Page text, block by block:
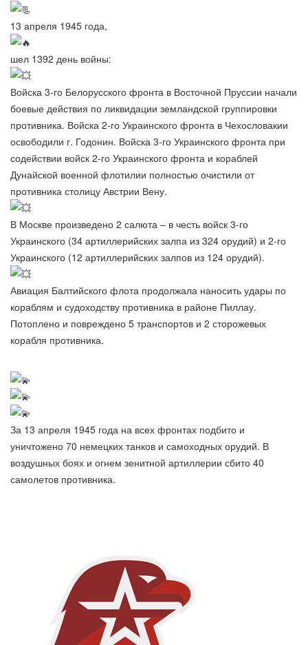
13 апреля 1945 года,
шел 1392 день войны:
Войска 3-го Белорусского фронта в Восточной Пруссии начали
боевые действия по ликвидации земландской группировки
противника. Войска 2-го Украинского фронта в Чехословакии
освободили г. Годонин. Войска 3-го Украинского фронта при
содействии войск 2-го Украинского фронта и кораблей
Дунайской военной флотилии полностью очистили от
противника столицу Австрии Вену.
В Москве произведено 2 салюта – в честь войск 3-го
Украинского (34 артиллерийских залпа из 324 орудий) и 2-го
Украинского (12 артиллерийских залпов из 124 орудий).
Авиация Балтийского флота продолжала наносить удары по
кораблям и судоходству противника в районе Пиллау.
Потоплено и повреждено 5 транспортов и 2 сторожевых
корабля противника.
За 13 апреля 1945 года на всех фронтах подбито и
уничтожено 70 немецких танков и самоходных орудий. В
воздушных боях и огнем зенитной артиллерии сбито 40
самолетов противника.